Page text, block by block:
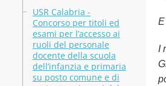
USR Calabria -
Concorso per titoli ed
esami per l’accesso ai
ruoli del personale
docente della scuola
dell’infanzia e primaria
su posto comune e di
I